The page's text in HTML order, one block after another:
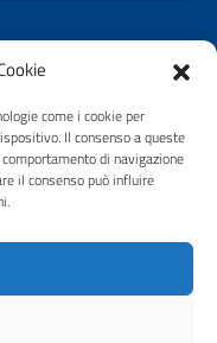
come i cookie per
Il consenso a queste
di navigazione
il consenso può influire